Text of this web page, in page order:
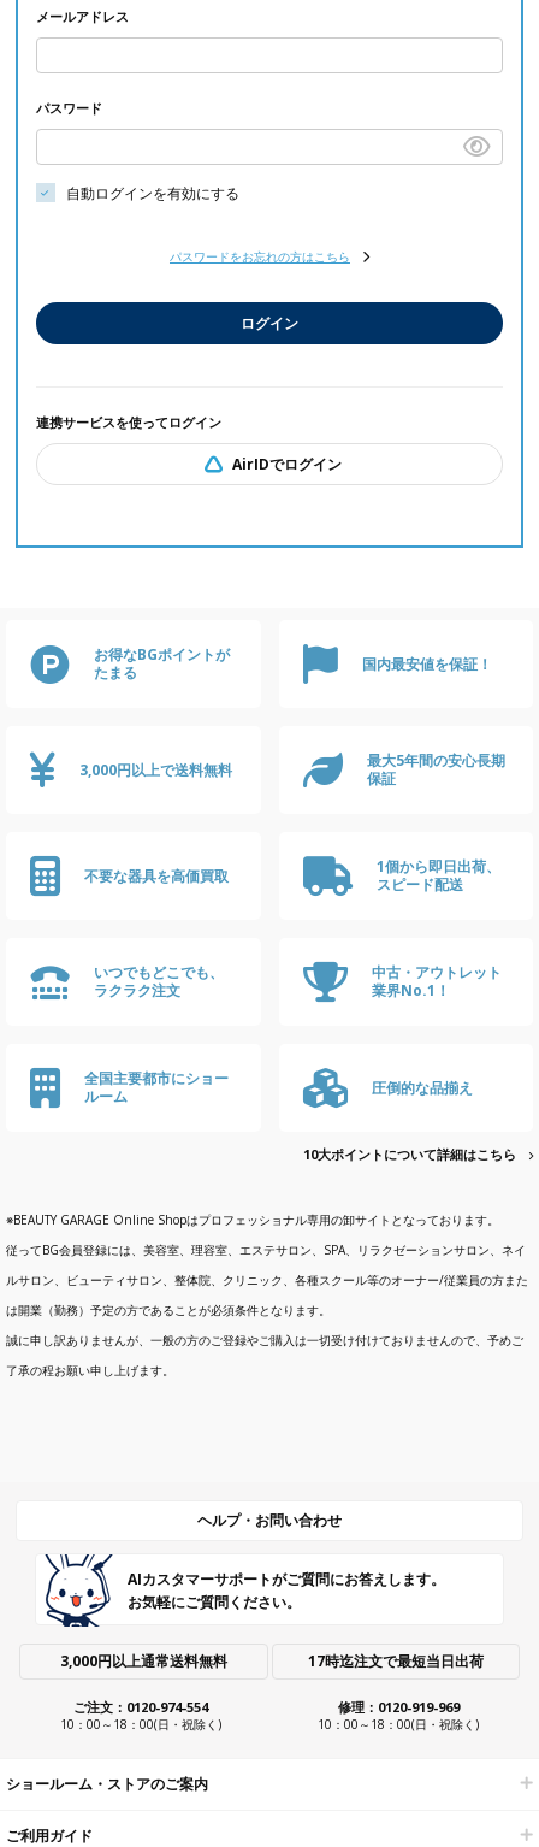
メールアドレス
パスワード
自動ログインを有効にする
パスワードをお忘れの方はこちら
ログイン
連携サービスを使ってログイン
AirIDでログイン
お得なBGポイントが
たまる
国内最安値を保証！
3,000円以上で送料無料
最大5年間の安心長期
保証
不要な器具を高価買取
1個から即日出荷、
スピード配送
いつでもどこでも、
ラクラク注文
中古・アウトレット
業界No.1！
全国主要都市にショー
ルーム
圧倒的な品揃え
10大ポイントについて詳細はこちら
※BEAUTY GARAGE Online Shopはプロフェッショナル専用の卸サイトとなっております。
従ってBG会員登録には、美容室、理容室、エステサロン、SPA、リラクゼーションサロン、ネイ
ルサロン、ビューティサロン、整体院、クリニック、各種スクール等のオーナー/従業員の方また
は開業（勤務）予定の方であることが必須条件となります。
誠に申し訳ありませんが、一般の方のご登録やご購入は一切受け付けておりませんので、予めご
了承の程お願い申し上げます。
ヘルプ・お問い合わせ
AIカスタマーサポートがご質問にお答えします。
お気軽にご質問ください。
3,000円以上通常送料無料 17時迄注文で最短当日出荷
ご注文：0120-974-554
10：00～18：00(日・祝除く)
修理：0120-919-969
10：00～18：00(日・祝除く)
ショールーム・ストアのご案内
ご利用ガイド